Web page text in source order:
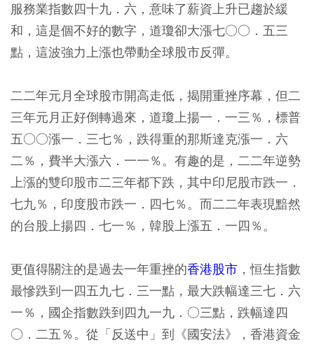
服務業指數四十九．六，意味了薪資上升已趨於緩
和，這是個不好的數字，道瓊卻大漲七○○．五三
點，這波強力上漲也帶動全球股市反彈。
二二年元月全球股市開高走低，揭開重挫序幕，但二
三年元月正好倒轉過來，道瓊上揚一．一三％，標普
五○○漲一．三七％，跌得重的那斯達克漲一．六
二％，費半大漲六．一一％。有趣的是，二二年逆勢
上漲的雙印股市二三年都下跌，其中印尼股市跌一．
七九％，印度股市跌一．四七％。而二二年表現黯然
的台股上揚四．七一％，韓股上漲五．一四％。
更值得關注的是過去一年重挫的香港股市 ，恒生指數
最慘跌到一四五九七．三一點，最大跌幅達三七．六
一％，國企指數跌到四九一九．○三點，跌幅達四
○．二五％。從「反送中」到《國安法》，香港資金